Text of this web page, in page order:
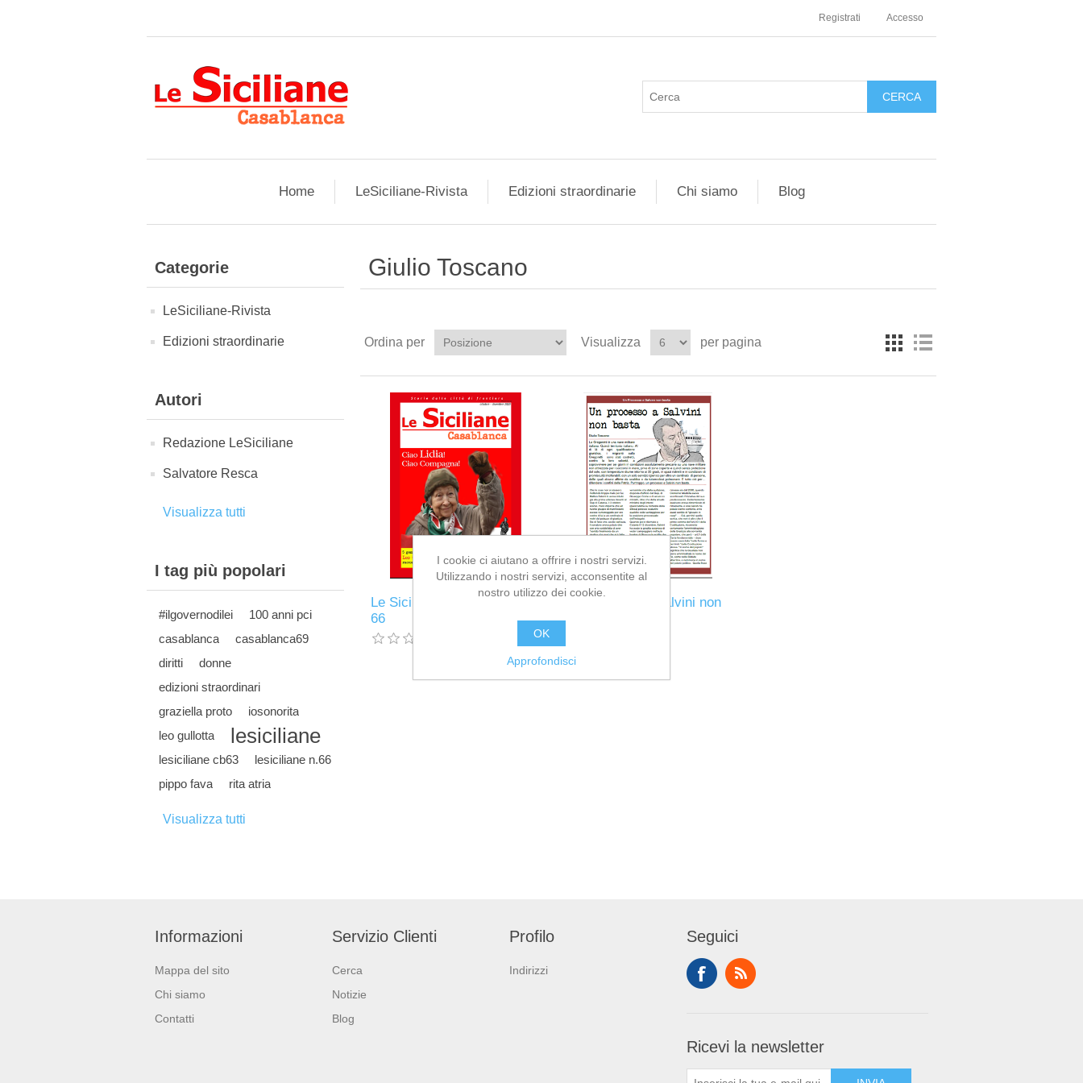
Registrati Accesso
Home LeSiciliane-Rivista Edizioni straordinarie Chi siamo Blog
Categorie
LeSiciliane-Rivista
Edizioni straordinarie
Autori
Redazione LeSiciliane
Salvatore Resca
Visualizza tutti
I tag più popolari
#ilgovernodilei
100 anni pci
casablanca
casablanca69
diritti
donne
edizioni straordinari
graziella proto
iosonorita
leo gullotta
lesiciliane
lesiciliane cb63
lesiciliane n.66
pippo fava
rita atria
Visualizza tutti
Giulio Toscano
Ordina per Visualizza per pagina
Le Siciliane Casablanca n.
66
Un processo a Salvini non
basta
Informazioni
Mappa del sito
Chi siamo
Contatti
Servizio Clienti
Cerca
Notizie
Blog
Profilo
Indirizzi
Seguici
Ricevi la newsletter
I cookie ci aiutano a offrire i nostri servizi.
Utilizzando i nostri servizi, acconsentite al
nostro utilizzo dei cookie.
OK
Approfondisci